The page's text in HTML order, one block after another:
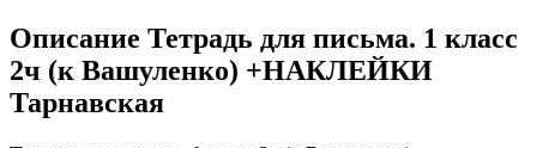
Описание Тетрадь для письма. 1 класс
2ч (к Вашуленко) +НАКЛЕЙКИ
Тарнавская